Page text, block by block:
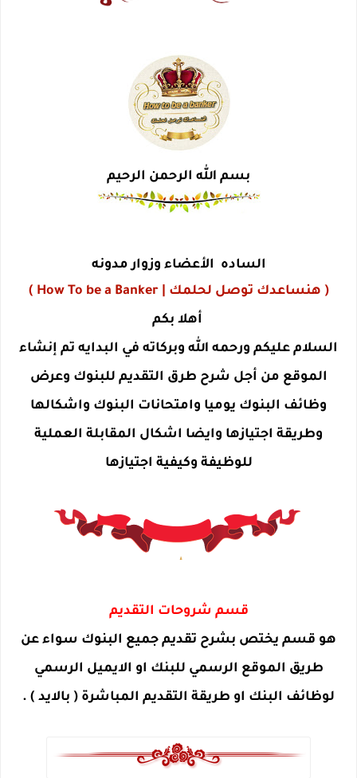
بسم الله الرحمن الرحيم
الساده الأعضاء وزوار مدونه
( هنساعدك توصل لحلمك | How To be a Banker )
أهلا بكم
السلام عليكم ورحمه الله وبركاته في البدايه تم إنشاء
الموقع من أجل شرح طرق التقديم للبنوك وعرض
وظائف البنوك يوميا وامتحانات البنوك واشكالها
وطريقة اجتيازها وايضا اشكال المقابلة العملية
للوظيفة وكيفية اجتيازها
قسم شروحات التقديم
هو قسم يختص بشرح تقديم جميع البنوك سواء عن
طريق الموقع الرسمي للبنك او الايميل الرسمي
لوظائف البنك او طريقة التقديم المباشرة ( بالايد ) .